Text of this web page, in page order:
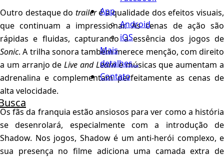
App
Android
iOS
Mais
detalhes...
Contato
Outro destaque do traileré a qualidade dos efeitos visuais,
que continuam a impressionar. As cenas de ação são
rápidas e fluidas, capturando a essência dos jogos de
Sonic. A trilha sonora também merece menção, com direito
a um arranjo deLive and Learne músicas que aumentam a
adrenalina e complementam perfeitamente as cenas de
alta velocidade.
Os fãs da franquia estão ansiosos para ver como a história
se desenrolará, especialmente com a introdução de
Shadow. Nos jogos, Shadow é um anti-herói complexo, e
sua presença no filme adiciona uma camada extra de